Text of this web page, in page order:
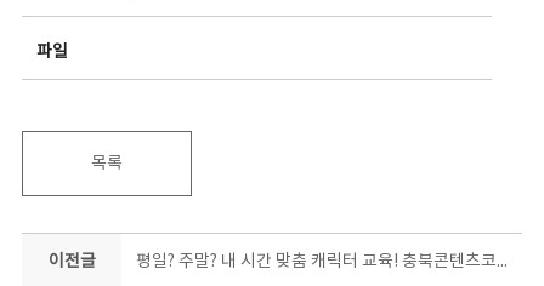
파일
목록
이전글 평일? 주말? 내 시간 맞춤 캐릭터 교육! 충북콘텐츠코리아랩 캐릭터 기초과정 교육생 모집